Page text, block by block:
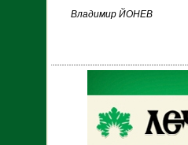
Владимир ЙОНЕВ